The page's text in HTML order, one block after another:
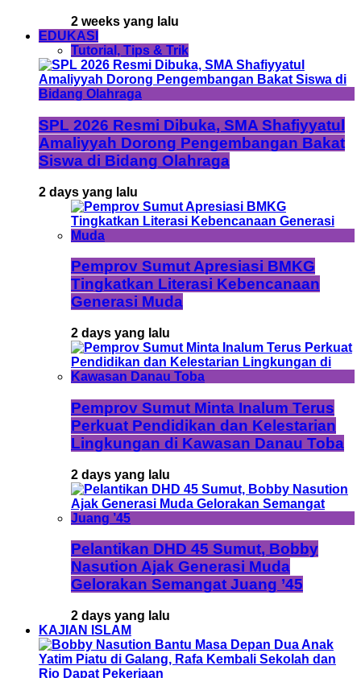
2 weeks yang lalu
EDUKASI
Tutorial, Tips & Trik
SPL 2026 Resmi Dibuka, SMA Shafiyyatul
Amaliyyah Dorong Pengembangan Bakat
Siswa di Bidang Olahraga
2 days yang lalu
Pemprov Sumut Apresiasi BMKG
Tingkatkan Literasi Kebencanaan
Generasi Muda
2 days yang lalu
Pemprov Sumut Minta Inalum Terus
Perkuat Pendidikan dan Kelestarian
Lingkungan di Kawasan Danau Toba
2 days yang lalu
Pelantikan DHD 45 Sumut, Bobby
Nasution Ajak Generasi Muda
Gelorakan Semangat Juang ’45
2 days yang lalu
KAJIAN ISLAM